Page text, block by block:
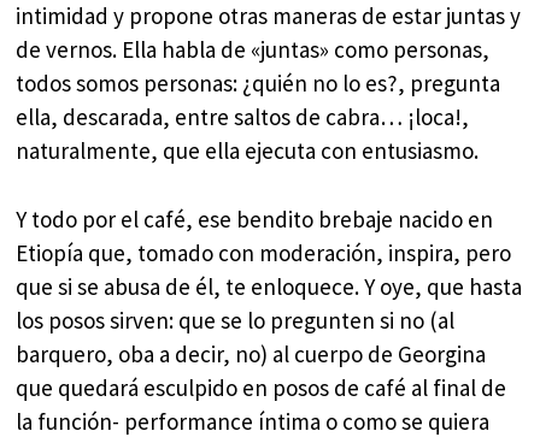
intimidad y propone otras maneras de estar juntas y
de vernos. Ella habla de «juntas» como personas,
todos somos personas: ¿quién no lo es?, pregunta
ella, descarada, entre saltos de cabra… ¡loca!,
naturalmente, que ella ejecuta con entusiasmo.
Y todo por el café, ese bendito brebaje nacido en
Etiopía que, tomado con moderación, inspira, pero
que si se abusa de él, te enloquece. Y oye, que hasta
los posos sirven: que se lo pregunten si no (al
barquero, oba a decir, no) al cuerpo de Georgina
que quedará esculpido en posos de café al final de
la función- performance íntima o como se quiera